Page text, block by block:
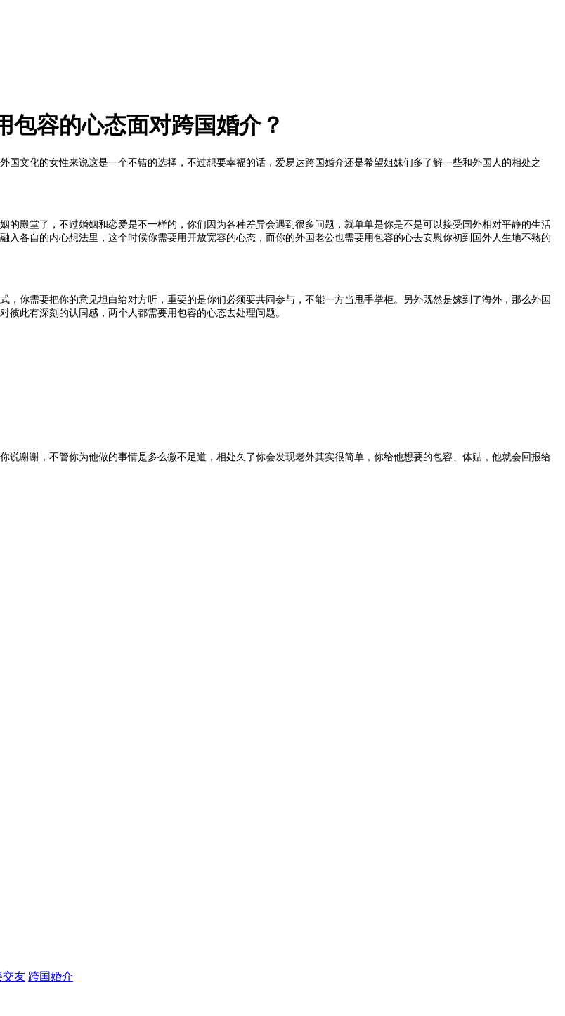
包容的心态面对跨国婚介？
国文化的女性来说这是一个不错的选择，不过想要幸福的话， 爱易达跨国婚介还是希望姐妹们多了解一些和外国人的相处之
殿堂了，不过婚姻和恋爱是不一样的，你们因为各种差异会遇到很多问题，就单单是你是不是可以接受国外相对平静的生活
各自的内心想法里，这个时候你需要用开放宽容的心态，而你的外国老公也需要用包容的心去安慰你初到国外人生地不熟的
你需要把你的意见坦白给对方听，重要的是你们必须要共同参与，不能一方当甩手掌柜。另外既然是嫁到了海外，那么外国
此有深刻的认同感，两个人都需要用包容的心态去处理问题。
谢谢，不管你为他做的事情是多么微不足道，相处久了你会发现老外其实很简单，你给他想要的包容、体贴，他就会回报给
交友 跨国婚介